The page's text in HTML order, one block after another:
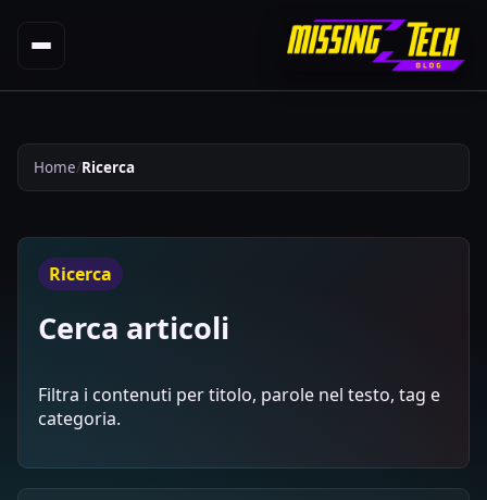
Home Ricerca
Ricerca
Cerca articoli
Filtra i contenuti per titolo, parole nel testo, tag e
categoria.